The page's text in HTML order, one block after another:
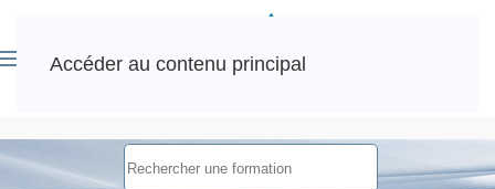
Accéder au contenu principal